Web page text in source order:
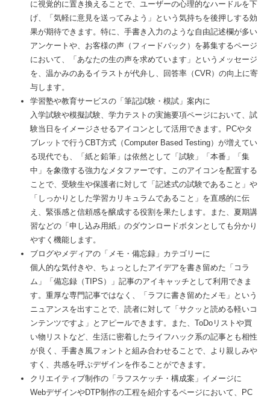
に視覚的に置き換えることで、ユーザーの心理的なハードルを下
げ、「気軽に意見を送ってみよう」という気持ちを後押しする効
果が期待できます。特に、手書き入力のような自由記述欄が多い
アンケートや、お客様の声（フィードバック）を募集するページ
において、「あなたの生の声を求めています」というメッセージ
を、温かみのあるイラストが代弁し、回答率（CVR）の向上に寄
与します。
学習塾や教育サービスの「筆記試験・模試」案内に
入学試験や模擬試験、学力テストの実施要項ページにおいて、試
験当日をイメージさせるアイコンとして活用できます。PCやタ
ブレットで行うCBT方式（Computer Based Testing）が増えてい
る現代でも、「紙と鉛筆」は依然として「試験」「本番」「集
中」を象徴する強力なメタファーです。このアイコンを配置する
ことで、受験生や保護者に対して「記述式の試験であること」や
「しっかりとした学習カリキュラムであること」を直感的に伝
え、緊張感と信頼感を醸成する役割を果たします。また、夏期講
習などの「申し込み用紙」のダウンロードボタンとしても分かり
やすく機能します。
ブログやメディアの「メモ・備忘録」カテゴリーに
個人的な気付きや、ちょっとしたアイデアを書き留めた「コラ
ム」「備忘録（TIPS）」記事のアイキャッチとして利用できま
す。重厚な専門記事ではなく、「ラフに書き留めたメモ」という
ニュアンスを出すことで、読者に対して「サクッと読める軽いコ
ンテンツですよ」とアピールできます。また、ToDoリストや買
い物リストなど、生活に密着したライフハック系の記事とも相性
が良く、手書き風フォントと組み合わせることで、より親しみや
すく、共感を呼ぶデザインを作ることができます。
クリエイティブ制作の「ラフスケッチ・構成案」イメージに
WebデザインやDTP制作の工程を紹介するページにおいて、PC